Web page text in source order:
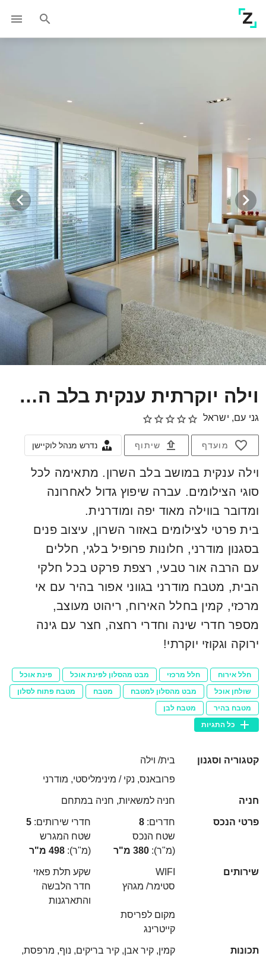
וילה יוקרתית ענקית בלב השרון
גני עם, ישראל
מועדף שיתוף נדרש מנהל לוקיישן
וילה ענקית במושב בלב השרון. מתאימה לכל
סוגי הצילומים. עברה שיפוץ גדול לאחרונה
ומדובר בווילה מאוד יפה ומודרנית.
בית פרטי לצילומים באזור השרון, עיצוב פנים
בסגנון מודרני, חלונות פרופיל בלגי, חללים
עם הרבה אור טבעי, רצפת פרקט בכל חלקי
הבית, מטבח מודרני בגווני אפור בהיר עם אי
מרכזי, קמין בחלל האירוח, ריהוט מעוצב,
מספר חדרי שינה וחדרי רחצה, חצר עם גינה
ירוקה וגקוזי יוקרתי!
חלל אירוח חלל מרכזי מבט מהסלון לפינת אוכל
פינת אוכל
שולחן אוכל
מבט מהסלון למטבח מטבח
מטבח פתוח לסלון
מטבח בהיר
מטבח לבן
כל התגיות
קטגוריה וסגנון
בית/ וילה
פרובאנס, נקי / מינימליסטי, מודרני
חניה חניה למשאיות, חניה במתחם
פרטי הנכס חדרים: 8 חדרי שירותים: 5
שטח הנכס
(מ"ר): 380 מ"ר
שטח המגרש
(מ"ר): 498 מ"ר
שירותים WIFI
שקע תלת פאזי
סטימר/ מגהץ
חדר הלבשה
והתארגנות
מקום לפריסת
קייטרינג
תכונות
קמין, קיר אבן, קיר בריקים, נוף, מרפסת,